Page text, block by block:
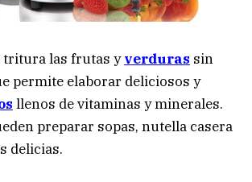
tritura las frutas yverduras sin
permite elaborar deliciosos y
llenos de vitaminas y minerales.
preparar sopas, nutella casera
delicias.